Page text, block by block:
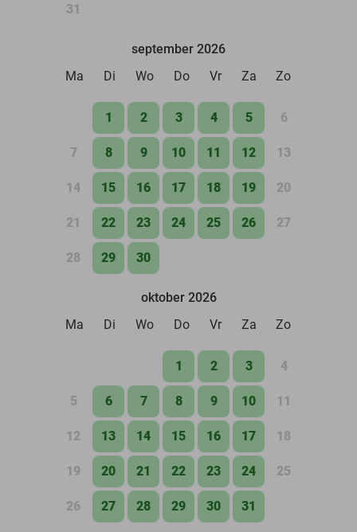
31
september 2026
Ma
Di Wo Do Vr Za Zo
1 2 3 4 5 6
7 8 9 10 11 12 13
14 15 16 17 18 19 20
21 22 23 24 25 26 27
28 29 30
oktober 2026
Ma
Di Wo Do Vr Za Zo
1 2 3 4
5 6 7 8 9 10 11
12 13 14 15 16 17 18
19 20 21 22 23 24 25
26 27 28 29 30 31